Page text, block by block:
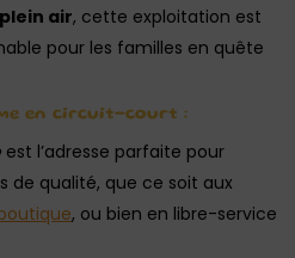
air, cette exploitation est
pour les familles en quête
en circuit-court :
est l’adresse parfaite pour
de qualité, que ce soit aux
, ou bien en libre-service